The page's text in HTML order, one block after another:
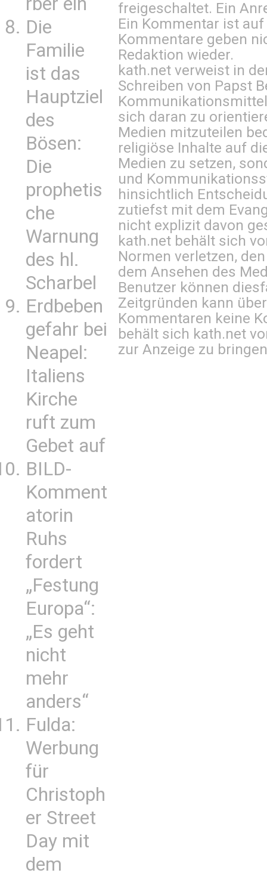
Die
Familie
ist das
Hauptziel
des
Bösen:
Die
prophetis
che
Warnung
des hl.
Scharbel
Erdbeben
gefahr bei
Neapel:
Italiens
Kirche
ruft zum
Gebet auf
BILD-
Komment
atorin
Ruhs
fordert
„Festung
Europa“:
„Es geht
nicht
mehr
anders“
Fulda:
Werbung
für
Christoph
er Street
Day mit
dem
freigeschaltet. Ein
Ein Kommentar ist
Kommentare geben
Redaktion wieder.
kath.net verweist in
Schreiben von Papst
sich daran zu
Medien mitzuteilen
religiöse Inhalte auf
Medien zu setzen,
und
hinsichtlich
zutiefst mit dem
nicht explizit davon
kath.net behält sich
Normen verletzen,
dem Ansehen des
Benutzer können
Zeitgründen kann
Kommentaren keine
behält sich kath.net
zur Anzeige zu